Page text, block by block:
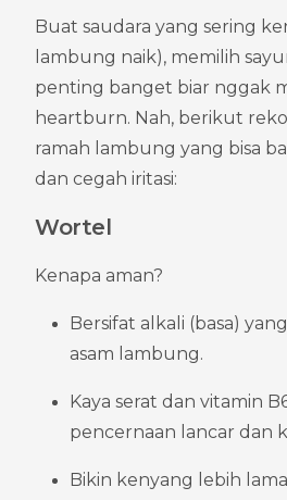
Buat saudara yang sering
lambung naik), memilih
penting banget biar nggak
heartburn. Nah, berikut
ramah lambung yang bisa
dan cegah iritasi:
Wortel
Kenapa aman?
Bersifat alkali (basa)
asam lambung.
Kaya serat dan vitamin
pencernaan lancar dan
Bikin kenyang lebih